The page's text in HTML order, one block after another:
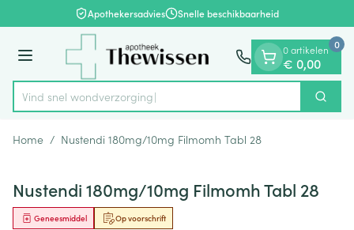
Ga naar de inhoudApothekersadvies Snelle beschikbaarheid
Menu
Product, merk, categorie...
Vind snel wondv Zoek
0 artikelen
€ 0,00
0
Home / Nustendi 180mg/10mg Filmomh Tabl 28
Nustendi 180mg/10mg Filmomh Tabl 28
Op voorschrift
Geneesmiddel